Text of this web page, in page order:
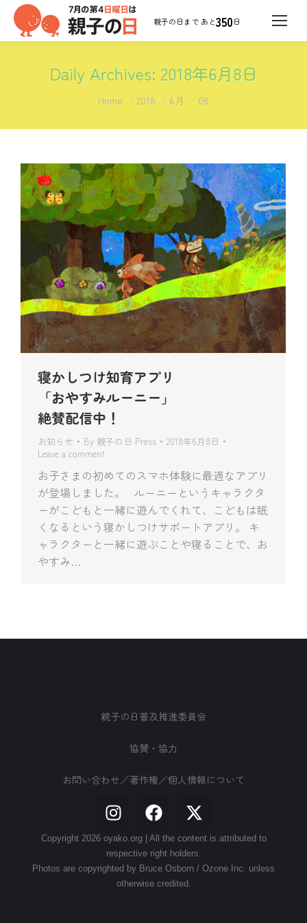
350日
Daily Archives: 2018年6月8日
You are here:
Home 2018 6月 08
寝かしつけ知育アプリ
「おやすみルーニー」
絶賛配信中！
お知らせ By 親子の日 Press
2018年6月8日
Leave a comment
お子さまの初めてのスマホ体験に最適なアプリ
が登場しました。 ルーニーというキャラクタ
ーがこどもと一緒に遊んでくれて、こどもは眠
くなるという寝かしつけサポートアプリ。 キ
ャラクターと一緒に遊ぶことや寝ることで、お
やすみ…
親子の日普及推進委員会
協賛・協力
お問い合わせ／著作権／個人情報について
Copyright 2026 oyako.org | All the content is attributed to
respective right holders.
Photos are copyrighted by Bruce Osborn / Ozone Inc. unless
otherwise credited.